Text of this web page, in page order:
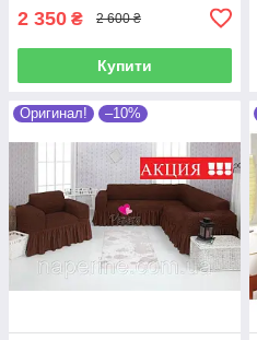
2 350 ₴ 2 600 ₴
Купити
Оригинал! –10%